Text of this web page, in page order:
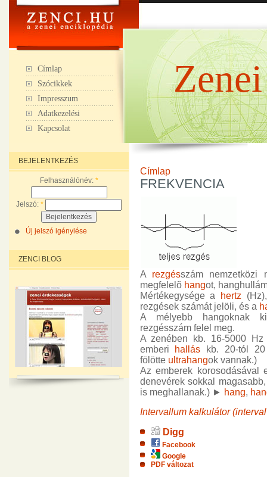
Címlap
Szócikkek
Impresszum
Adatkezelési
Kapcsolat
BEJELENTKEZÉS
Felhasználónév: *
Jelszó: *
Új jelszó igénylése
ZENCI BLOG
Címlap
FREKVENCIA
A rezgésszám nemzetközi
megfelelõ hangot,
Mértékegysége a
hertz
rezgések számát jelöli, és a
A mélyebb hangoknak
rezgésszám felel meg.
A zenében kb. 16-5000
emberi
hallás kb. 20-tól
fölötte ultrahangok vannak.)
Az emberek korosodásával
denevérek sokkal
is meghallanak.) ► hang,
Intervallum kalkulátor
Digg
Facebook
Google
PDF változat